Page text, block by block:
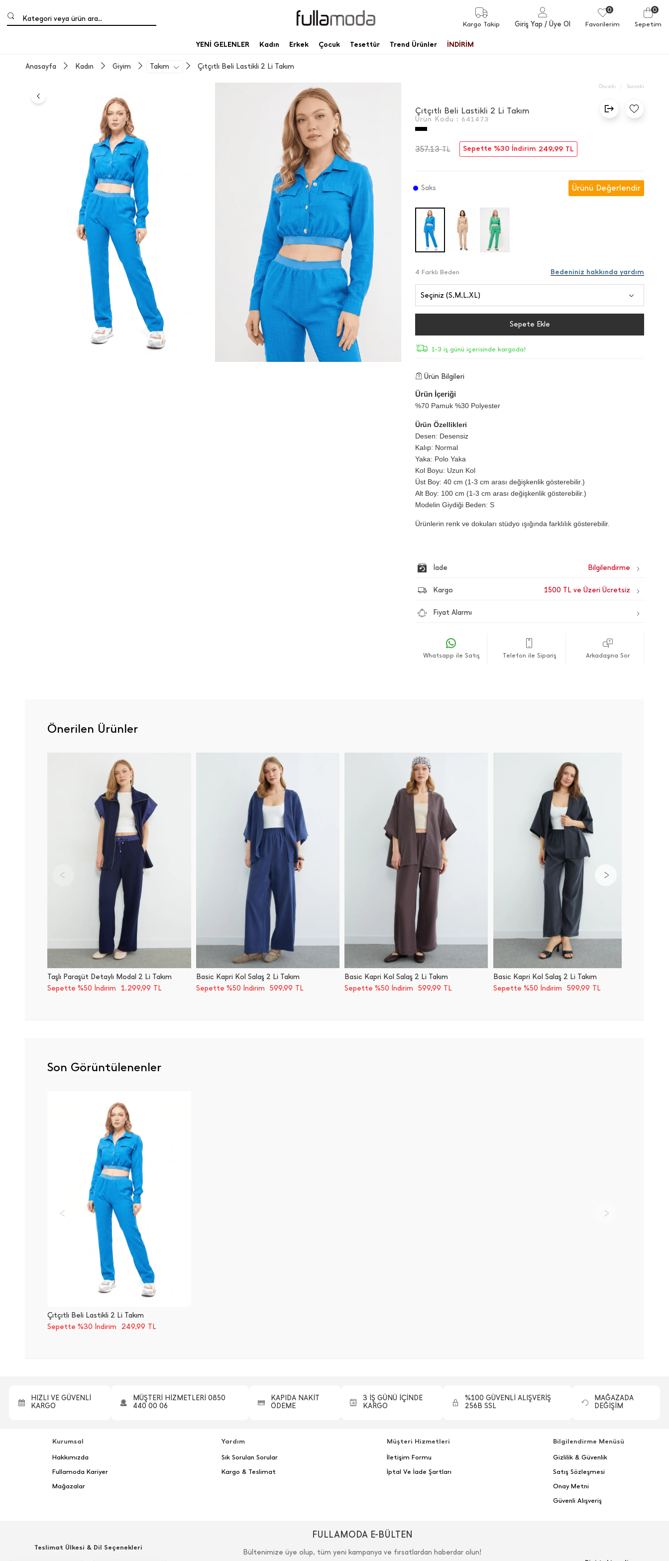
Kategori veya ürün ara..
Kargo Takip Giriş Yap / Üye Ol
0
Favorilerim
0
Sepetim
YENİ GELENLER Kadın Erkek Çocuk Tesettür Trend Ürünler İNDİRİM
Çıtçıtlı Beli Lastikli 2 Li Takım
Takım
Giyim
Kadın
Anasayfa
Önceki / Sonraki
Çıtçıtlı Beli Lastikli 2 Li Takım
Ürün Kodu : 641473
357,13TL Sepette %30 İndirim 249,99 TL
Saks Ürünü Değerlendir
4 Farklı Beden Bedeniniz hakkında yardım
Seçiniz (S,M,L,XL)
Sepete Ekle
1-3 iş günü içerisinde kargoda!
Ürün Bilgileri
Ürün İçeriği
%70 Pamuk %30 Polyester
Ürün Özellikleri
Desen: Desensiz
Kalıp: Normal
Yaka: Polo Yaka
Kol Boyu: Uzun Kol
Üst Boy: 40 cm (1-3 cm arası değişkenlik gösterebilir.)
Alt Boy: 100 cm (1-3 cm arası değişkenlik gösterebilir.)
Modelin Giydiği Beden: S
Ürünlerin renk ve dokuları stüdyo ışığında farklılık gösterebilir.
İade
Kargo 1500 TL ve Üzeri Ücretsiz
Fiyat Alarmı
Whatsapp ile Satış Telefon ile Sipariş Arkadaşına Sor
Önerilen Ürünler
Taşlı Paraşüt Detaylı Modal 2 Li Takım
Sepette %50 İndirim
1.299,99 TL
Basic Kapri Kol Salaş 2 Li Takım
Sepette %50 İndirim
599,99 TL
Basic Kapri Kol Salaş 2 Li Takım
Sepette %50 İndirim
599,99 TL
Basic Kapri Kol Salaş 2 Li Takım
Sepette %50 İndirim
599,99 TL
Son Görüntülenenler
Çıtçıtlı Beli Lastikli 2 Li Takım
Sepette %30 İndirim
249,99 TL
HIZLI VE GÜVENLİ
KARGO
MÜŞTERİ HİZMETLERİ 0850
440 00 06
KAPIDA NAKİT
ÖDEME
3 İŞ GÜNÜ İÇİNDE
KARGO
%100 GÜVENLİ ALIŞVERİŞ
256B SSL
MAĞAZADA
DEĞİŞİM
Kurumsal
Hakkımızda
Fullamoda Kariyer
Mağazalar
Yardım
Sık Sorulan Sorular
Kargo & Teslimat
Müşteri Hizmetleri
İletişim Formu
İptal Ve İade Şartları
Bilgilendirme Menüsü
Gizlilik & Güvenlik
Satış Sözleşmesi
Onay Metni
Güvenli Alışveriş
Teslimat Ülkesi & Dil Seçenekleri
FULLAMODA E-BÜLTEN
Bültenimize üye olup, tüm yeni kampanya ve fırsatlardan haberdar olun!